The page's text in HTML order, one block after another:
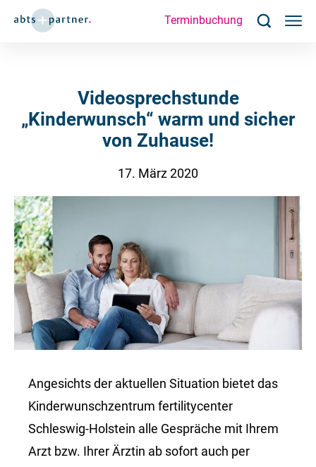
Terminbuchung
Videosprechstunde
„Kinderwunsch“ warm und sicher
von Zuhause!
17. März 2020
Angesichts der aktuellen Situation bietet das
Kinderwunschzentrum fertilitycenter
Schleswig-Holstein alle Gespräche mit Ihrem
Arzt bzw. Ihrer Ärztin ab sofort auch per